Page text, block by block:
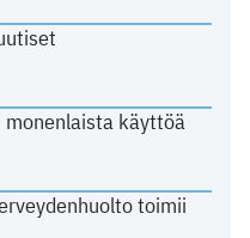
käyttöä
toimii